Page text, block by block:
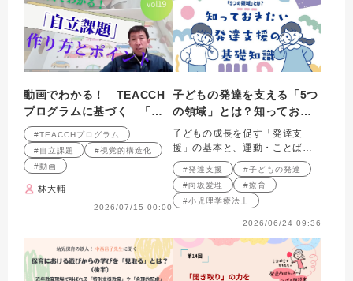
動画でわかる！ TEACCH
プログラムに基づく 「自
立課題」の作り方と実践の
ポイント 第19回
#TEACCHプログラム
#自立課題
#視覚的構造化
#動画
林大輔
2026/07/15 00:00
子どもの発達を支える「5つ
の領域」とは？知っておき
たい発達支援の基礎知識
子どもの成長を促す「発達支
援」の基本と、運動・ことば・
食事など相互に重なり合う5つの
領域を解説。
#発達支援
#子どもの発達
#向坂愛理
#療育
#小児理学療法士
2026/06/24 09:36